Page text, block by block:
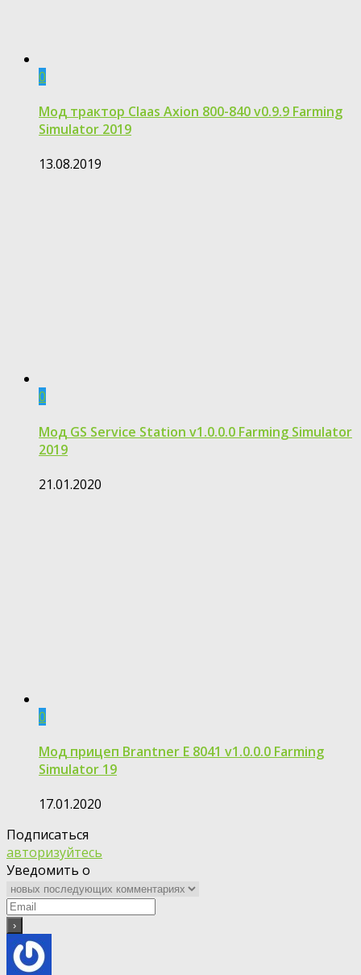
0
Мод трактор Claas Axion 800-840 v0.9.9 Farming
Simulator 2019
13.08.2019
0
Мод GS Service Station v1.0.0.0 Farming Simulator
2019
21.01.2020
0
Мод прицеп Brantner E 8041 v1.0.0.0 Farming
Simulator 19
17.01.2020
Подписаться
авторизуйтесь
Уведомить о